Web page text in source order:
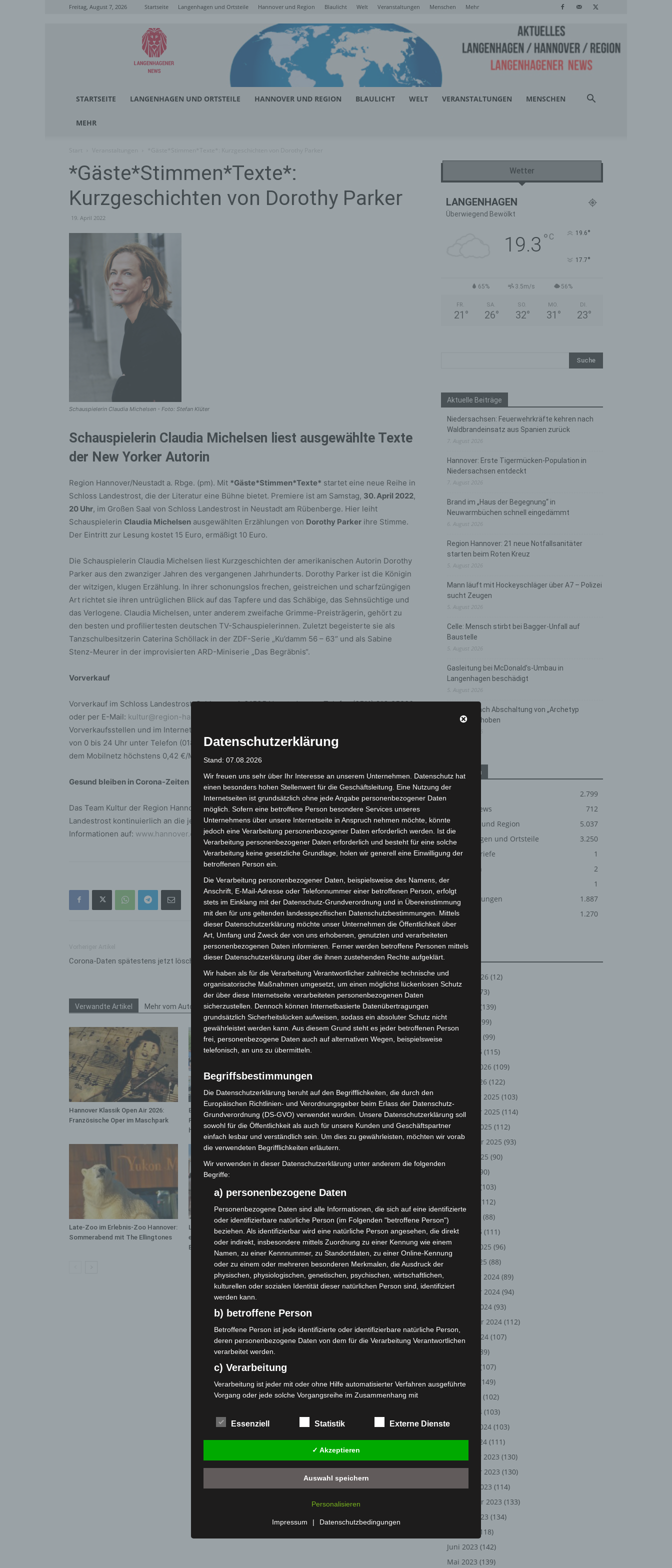
Freitag, August 7, 2026 Startseite Langenhagen und Ortsteile Hannover und Region Blaulicht Welt Veranstaltungen Menschen Mehr
Langenhagener
News
STARTSEITE LANGENHAGEN UND ORTSTEILE HANNOVER UND REGION BLAULICHT WELT VERANSTALTUNGEN MENSCHEN
MEHR
*Gäste*Stimmen*Texte*:
Kurzgeschichten von Dorothy Parker
19. April 2022
Schauspielerin Claudia Michelsen - Foto: Stefan Klüter
Schauspielerin Claudia Michelsen liest ausgewählte Texte
der New Yorker Autorin
Region Hannover/Neustadt a. Rbge. (pm). Mit *Gäste*Stimmen*Texte* startet eine neue Reihe in
Schloss Landestrost, die der Literatur eine Bühne bietet. Premiere ist am Samstag, 30. April 2022,
20 Uhr, im Großen Saal von Schloss Landestrost in Neustadt am Rübenberge. Hier leiht
Schauspielerin Claudia Michelsen ausgewählten Erzählungen von Dorothy Parker ihre Stimme.
Der Eintritt zur Lesung kostet 15 Euro, ermäßigt 10 Euro.
Die Schauspielerin Claudia Michelsen liest Kurzgeschichten der amerikanischen Autorin Dorothy
Parker aus den zwanziger Jahren des vergangenen Jahrhunderts. Dorothy Parker ist die Königin
der witzigen, klugen Erzählung. In ihrer schonungslos frechen, geistreichen und scharfzüngigen
Art richtet sie ihren untrüglichen Blick auf das Tapfere und das Schäbige, das Sehnsüchtige und
das Verlogene. Claudia Michelsen, unter anderem zweifache Grimme-Preisträgerin, gehört zu
den besten und profiliertesten deutschen TV-Schauspielerinnen. Zuletzt begeisterte sie als
Tanzschulbesitzerin Caterina Schöllack in der ZDF-Serie „Ku’damm 56 – 63“ und als Sabine
Stenz-Meurer in der improvisierten ARD-Miniserie „Das Begräbnis“.
Vorverkauf
Vorverkauf im Schloss Landestrost, Schlossstr. 1, 31535 Neustadt unter Telefon (0511) 616-25200
oder per E-Mail: kultur@region-hannover.de
Vorverkaufsstellen und im Internet erhältlich: www.reservix.de. Die Reservix-Hotline ist täglich
von 0 bis 24 Uhr unter Telefon (01805) 700733 (0,14 €/Minute aus dem deutschen Festnetz; aus
dem Mobilnetz höchstens 0,42 €/Minute) erreichbar.
Gesund bleiben in Corona-Zeiten
Das Team Kultur der Region Hannover passt das Hygienekonzept für Veranstaltungen im Schloss
Landestrost kontinuierlich an die jeweils aktuell gültigen Regeln zum Infektionsschutz an. Aktuelle
Informationen auf: www.hannover.de/regeln-schloss-landestrost.
Corona-Daten spätestens jetzt löschen
Nächster Artikel
„Ferienhits 2022“ des Jugend Ferien-Service –
jetzt für Sommer und Herbst anmelden
Verwandte Artikel Mehr vom Autor
Hannover Klassik Open Air 2026:
Französische Oper im Maschpark
Blaulichtmeile Langenhagen 2026:
Polizei, Feuerwehr und Rettung
hautnah erleben
Haus der Jugend lädt zum
Late-Zoo im Erlebnis-Zoo Hannover:
Sommerabend mit The Ellingtones
Landesgartenschau Bad Nenndorf
erreicht Halbzeit mit 350.000
Besuchen
Maker Faire Hannover 2026 bringt
Wetter
LANGENHAGEN
Überwiegend Bewölkt
19.3 ° C 19.6°
17.7°
65% 3.5m/s 56%
FR.
21 °
SA.
26°
SO.
32°
MO.
31 °
DI.
23°
Aktuelle Beiträge
Niedersachsen: Feuerwehrkräfte kehren nach
Waldbrandeinsatz aus Spanien zurück
7. August 2026
Hannover: Erste Tigermücken-Population in
Niedersachsen entdeckt
7. August 2026
Brand im „Haus der Begegnung“ in
Neuwarmbüchen schnell eingedämmt
6. August 2026
Region Hannover: 21 neue Notfallsanitäter
starten beim Roten Kreuz
5. August 2026
Mann läuft mit Hockeyschläger über A7 – Polizei
sucht Zeugen
5. August 2026
Celle: Mensch stirbt bei Bagger-Unfall auf
Baustelle
5. August 2026
Gasleitung bei McDonald’s-Umbau in
Langenhagen beschädigt
5. August 2026
Anklage nach Abschaltung von „Archetyp
Market“ erhoben
Kategorien
2.799
Corona-News
712
Hannover und Region
5.037
Langenhagen und Ortsteile
3.250
Leserbriefe
1
Menschen
2
Über uns
1
Veranstaltungen
1.887
Welt
1.270
August 2026 (12)
(73)
(139)
(99)
(99)
März 2026 (115)
Februar 2026 (109)
Januar 2026 (122)
Dezember 2025 (103)
November 2025 (114)
Oktober 2025 (112)
September 2025 (93)
August 2025 (90)
(90)
(103)
(112)
April 2025
(88)
März 2025 (111)
Februar 2025 (96)
Januar 2025 (88)
Dezember 2024 (89)
November 2024 (94)
Oktober 2024 (93)
September 2024 (112)
August 2024 (107)
(89)
(107)
Mai 2024
(149)
(102)
März 2024 (103)
Februar 2024 (103)
Januar 2024 (111)
Dezember 2023 (130)
November 2023 (130)
Oktober 2023 (114)
September 2023 (133)
August 2023 (134)
(118)
Juni 2023 (142)
Mai 2023 (139)
Datenschutzerklärung
Stand: 07.08.2026
Wir freuen uns sehr über Ihr Interesse an unserem Unternehmen. Datenschutz hat
einen besonders hohen Stellenwert für die Geschäftsleitung. Eine Nutzung der
Internetseiten ist grundsätzlich ohne jede Angabe personenbezogener Daten
möglich. Sofern eine betroffene Person besondere Services unseres
Unternehmens über unsere Internetseite in Anspruch nehmen möchte, könnte
jedoch eine Verarbeitung personenbezogener Daten erforderlich werden. Ist die
Verarbeitung personenbezogener Daten erforderlich und besteht für eine solche
Verarbeitung keine gesetzliche Grundlage, holen wir generell eine Einwilligung der
betroffenen Person ein.
Die Verarbeitung personenbezogener Daten, beispielsweise des Namens, der
Anschrift, E-Mail-Adresse oder Telefonnummer einer betroffenen Person, erfolgt
stets im Einklang mit der Datenschutz-Grundverordnung und in Übereinstimmung
mit den für uns geltenden landesspezifischen Datenschutzbestimmungen. Mittels
dieser Datenschutzerklärung möchte unser Unternehmen die Öffentlichkeit über
Art, Umfang und Zweck der von uns erhobenen, genutzten und verarbeiteten
personenbezogenen Daten informieren. Ferner werden betroffene Personen mittels
dieser Datenschutzerklärung über die ihnen zustehenden Rechte aufgeklärt.
Wir haben als für die Verarbeitung Verantwortlicher zahlreiche technische und
organisatorische Maßnahmen umgesetzt, um einen möglichst lückenlosen Schutz
der über diese Internetseite verarbeiteten personenbezogenen Daten
sicherzustellen. Dennoch können Internetbasierte Datenübertragungen
grundsätzlich Sicherheitslücken aufweisen, sodass ein absoluter Schutz nicht
gewährleistet werden kann. Aus diesem Grund steht es jeder betroffenen Person
frei, personenbezogene Daten auch auf alternativen Wegen, beispielsweise
telefonisch, an uns zu übermitteln.
Begriffsbestimmungen
Die Datenschutzerklärung beruht auf den Begrifflichkeiten, die durch den
Europäischen Richtlinien- und Verordnungsgeber beim Erlass der Datenschutz-
Grundverordnung (DS-GVO) verwendet wurden. Unsere Datenschutzerklärung soll
sowohl für die Öffentlichkeit als auch für unsere Kunden und Geschäftspartner
einfach lesbar und verständlich sein. Um dies zu gewährleisten, möchten wir vorab
die verwendeten Begrifflichkeiten erläutern.
Wir verwenden in dieser Datenschutzerklärung unter anderem die folgenden
Begriffe:
a) personenbezogene Daten
Personenbezogene Daten sind alle Informationen, die sich auf eine identifizierte
oder identifizierbare natürliche Person (im Folgenden "betroffene Person")
beziehen. Als identifizierbar wird eine natürliche Person angesehen, die direkt
oder indirekt, insbesondere mittels Zuordnung zu einer Kennung wie einem
Namen, zu einer Kennnummer, zu Standortdaten, zu einer Online-Kennung
oder zu einem oder mehreren besonderen Merkmalen, die Ausdruck der
physischen, physiologischen, genetischen, psychischen, wirtschaftlichen,
kulturellen oder sozialen Identität dieser natürlichen Person sind, identifiziert
werden kann.
b) betroffene Person
Betroffene Person ist jede identifizierte oder identifizierbare natürliche Person,
deren personenbezogene Daten von dem für die Verarbeitung Verantwortlichen
verarbeitet werden.
c) Verarbeitung
Verarbeitung ist jeder mit oder ohne Hilfe automatisierter Verfahren ausgeführte
Vorgang oder jede solche Vorgangsreihe im Zusammenhang mit
das Ordnen, die Speicherung, die Anpassung oder Veränderung, das Auslesen,
das Abfragen, die Verwendung, die Offenlegung durch Übermittlung, Verbreitung
oder eine andere Form der Bereitstellung, den Abgleich oder die Verknüpfung,
die Einschränkung, das Löschen oder die Vernichtung.
d) Einschränkung der Verarbeitung
Einschränkung der Verarbeitung ist die Markierung gespeicherter
Profiling ist jede Art der automatisierten Verarbeitung personenbezogener
Daten, die darin besteht, dass diese personenbezogenen Daten verwendet
werden, um bestimmte persönliche Aspekte, die sich auf eine natürliche Person
Essenziell Statistik Externe Dienste
✓ Akzeptieren
Auswahl speichern
Personalisieren
Impressum | Datenschutzbedingungen